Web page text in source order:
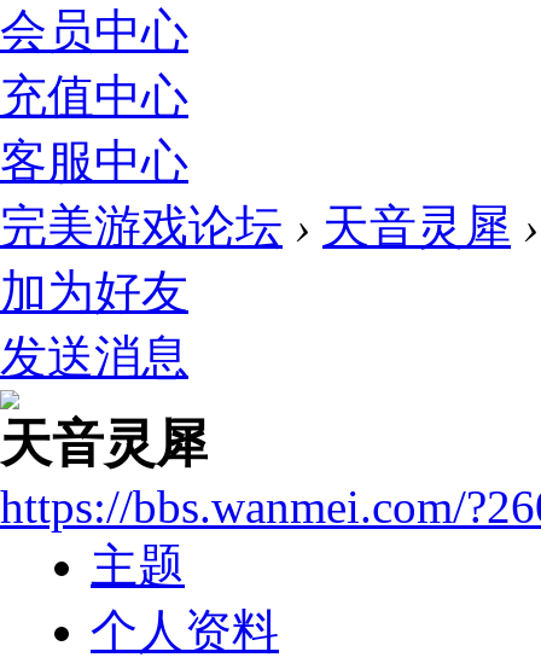
会员中心
充值中心
客服中心
完美游戏论坛 › 天音灵犀 ›
加为好友
发送消息
天音灵犀
https://bbs.wanmei.com/
主题
个人资料